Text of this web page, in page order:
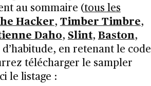
au sommaire (tous les
Hacker, Timber Timbre,
Daho, Slint, Baston,
d’habitude, en retenant le code
télécharger le sampler
le listage :